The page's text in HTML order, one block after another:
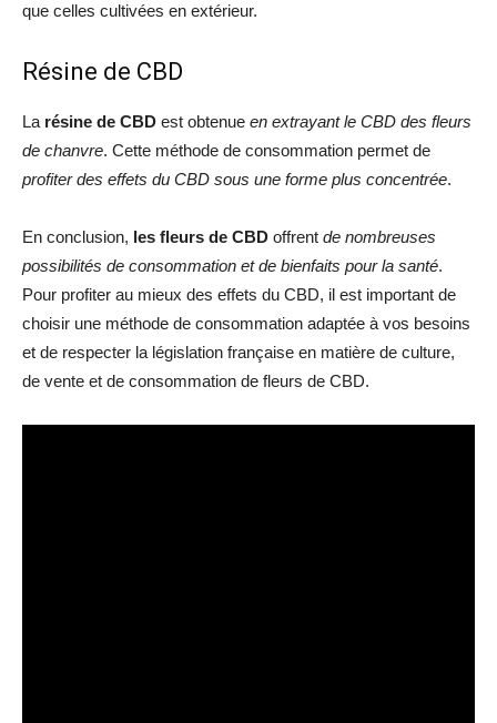
que celles cultivées en extérieur.
Résine de CBD
La résine de CBD est obtenue en extrayant le CBD des fleurs
de chanvre. Cette méthode de consommation permet de
profiter des effets du CBD sous une forme plus concentrée.
En conclusion, les fleurs de CBD offrent de nombreuses
possibilités de consommation et de bienfaits pour la santé.
Pour profiter au mieux des effets du CBD, il est important de
choisir une méthode de consommation adaptée à vos besoins
et de respecter la législation française en matière de culture,
de vente et de consommation de fleurs de CBD.